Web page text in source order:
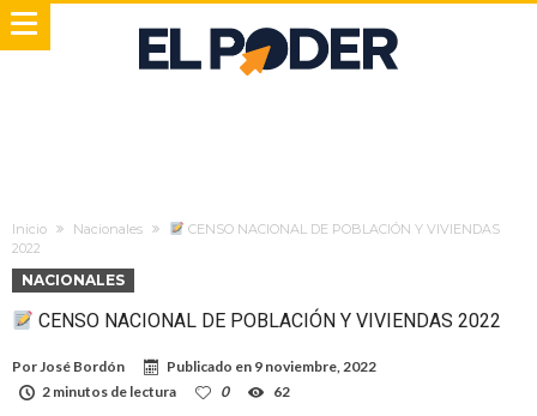
Inicio Nacionales
CENSO NACIONAL DE POBLACIÓN Y VIVIENDAS
2022
NACIONALES
CENSO NACIONAL DE POBLACIÓN Y VIVIENDAS 2022
PorJosé Bordón Publicado en 9 noviembre, 2022
2 minutos de lectura
0 62